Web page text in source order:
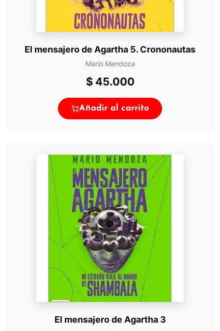
El mensajero de Agartha 5. Crononautas
Mario Mendoza
$45.000
Añadir al carrito
El mensajero de Agartha 3